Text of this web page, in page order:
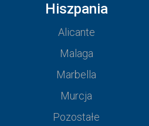
Hiszpania
Alicante
Malaga
Marbella
Murcja
Pozostałe